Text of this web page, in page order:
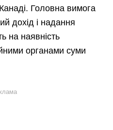
Головна вимога
дохід і надання
на наявність
органами суми